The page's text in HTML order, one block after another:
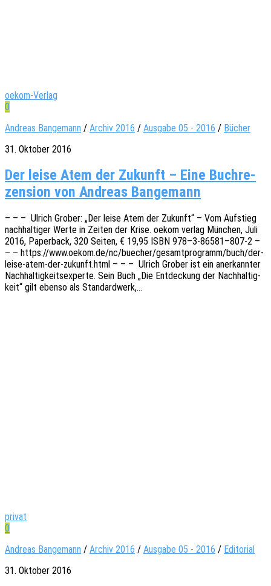
oekom-Verlag
0
Andreas Bangemann / Archiv 2016 / Ausgabe 05 - 2016 / Bücher
31. Oktober 2016
Der leise Atem der Zukunft – Eine Buch­re­
zen­sion von Andreas Bangemann
– – – Ulrich Grober: „Der leise Atem der Zukunft“ – Vom Aufstieg
nach­hal­ti­ger Werte in Zeiten der Krise. oekom verlag München, Juli
2016, Paper­back, 320 Seiten, € 19,95 ISBN 978–3‑86581–807‑2 –
– – https://www.oekom.de/nc/buecher/gesamtprogramm/buch/der-
leise-atem-der-zukunft.html – – – Ulrich Grober ist ein aner­kann­ter
Nach­hal­tig­keits­exper­te. Sein Buch „Die Entde­ckung der Nach­hal­tig­
keit“ gilt ebenso als Standardwerk,…
privat
0
Andreas Bangemann / Archiv 2016 / Ausgabe 05 - 2016 / Editorial
31. Oktober 2016